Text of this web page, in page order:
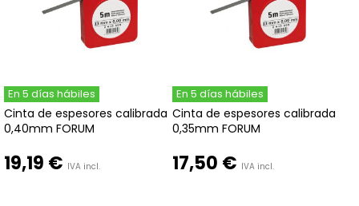
En 5 días hábiles
Cinta de espesores calibrada
0,40mm FORUM
19,19 € IVA incl.
En 5 días hábiles
Cinta de espesores calibrada
0,35mm FORUM
17,50 € IVA incl.